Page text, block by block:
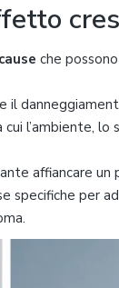
che
e il
l’ambiente,
affiancare un
specifiche per